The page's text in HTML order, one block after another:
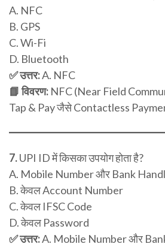
A. NFC
B. GPS
C. Wi-Fi
D. Bluetooth
✅ उत्तर:A. NFC
📘 विवरण: NFC (Near Field
Tap & Pay जैसे Contactless
7.UPI ID में किसका उपयोग होता है?
A. Mobile Number और Bank
B. केवल Account Number
C. केवल IFSC Code
D. केवल Password
✅ उत्तर:A. Mobile Number और